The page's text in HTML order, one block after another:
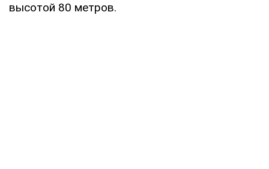
высотой 80 метров.